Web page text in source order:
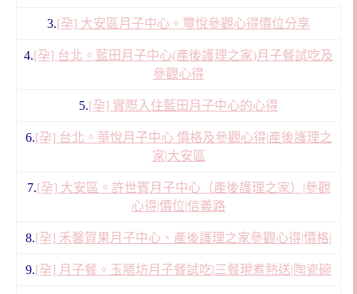
3.[孕] 大安區月子中心。璽悅參觀心得價位分享
4.[孕] 台北。藍田月子中心(產後護理之家)月子餐試吃及
參觀心得
5.[孕] 實際入住藍田月子中心的心得
6.[孕] 台北。華悅月子中心 價格及參觀心得|產後護理之
家|大安區
7.[孕] 大安區。許世賓月子中心（產後護理之家）|參觀
心得|價位|信義路
8.[孕] 禾馨賀果月子中心、產後護理之家參觀心得|價格|
9.[孕] 月子餐。玉膳坊月子餐試吃|三餐現煮熱送|陶瓷碗